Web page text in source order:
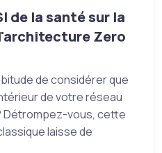
de la santé sur la
Zero
de considérer que
de votre réseau
Détrompez-vous, cette
laisse de